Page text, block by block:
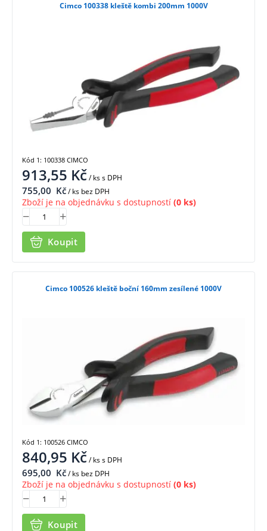
Cimco 100338 kleště kombi 200mm 1000V
913,55 Kč/ kss DPH
755,00 Kč/ ks bez DPH
Zboží je na objednávku s dostupností (0 ks)
Koupit
Kód 1: 100338 CIMCO
Cimco 100526 kleště boční 160mm zesílené 1000V
840,95 Kč/ kss DPH
695,00 Kč/ ks bez DPH
Zboží je na objednávku s dostupností (0 ks)
Koupit
Kód 1: 100526 CIMCO